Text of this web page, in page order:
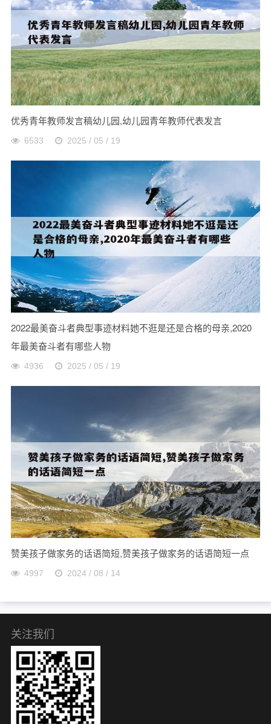
优秀青年教师发言稿幼儿园,幼儿园青年教师代表发言
6533 2025 / 05 / 19
2022最美奋斗者典型事迹材料她不逛是还是合格的母亲,2020
年最美奋斗者有哪些人物
4936 2025 / 05 / 19
赞美孩子做家务的话语简短,赞美孩子做家务的话语简短一点
4997 2024 / 08 / 14
关注我们